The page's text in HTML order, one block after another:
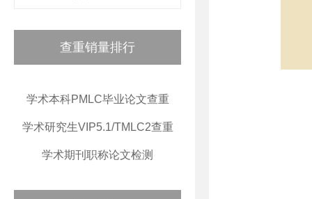
查重销量排行
学术本科PMLC毕业论文查重
学术研究生VIP5.1/TMLC2查重
学术期刊职称论文检测